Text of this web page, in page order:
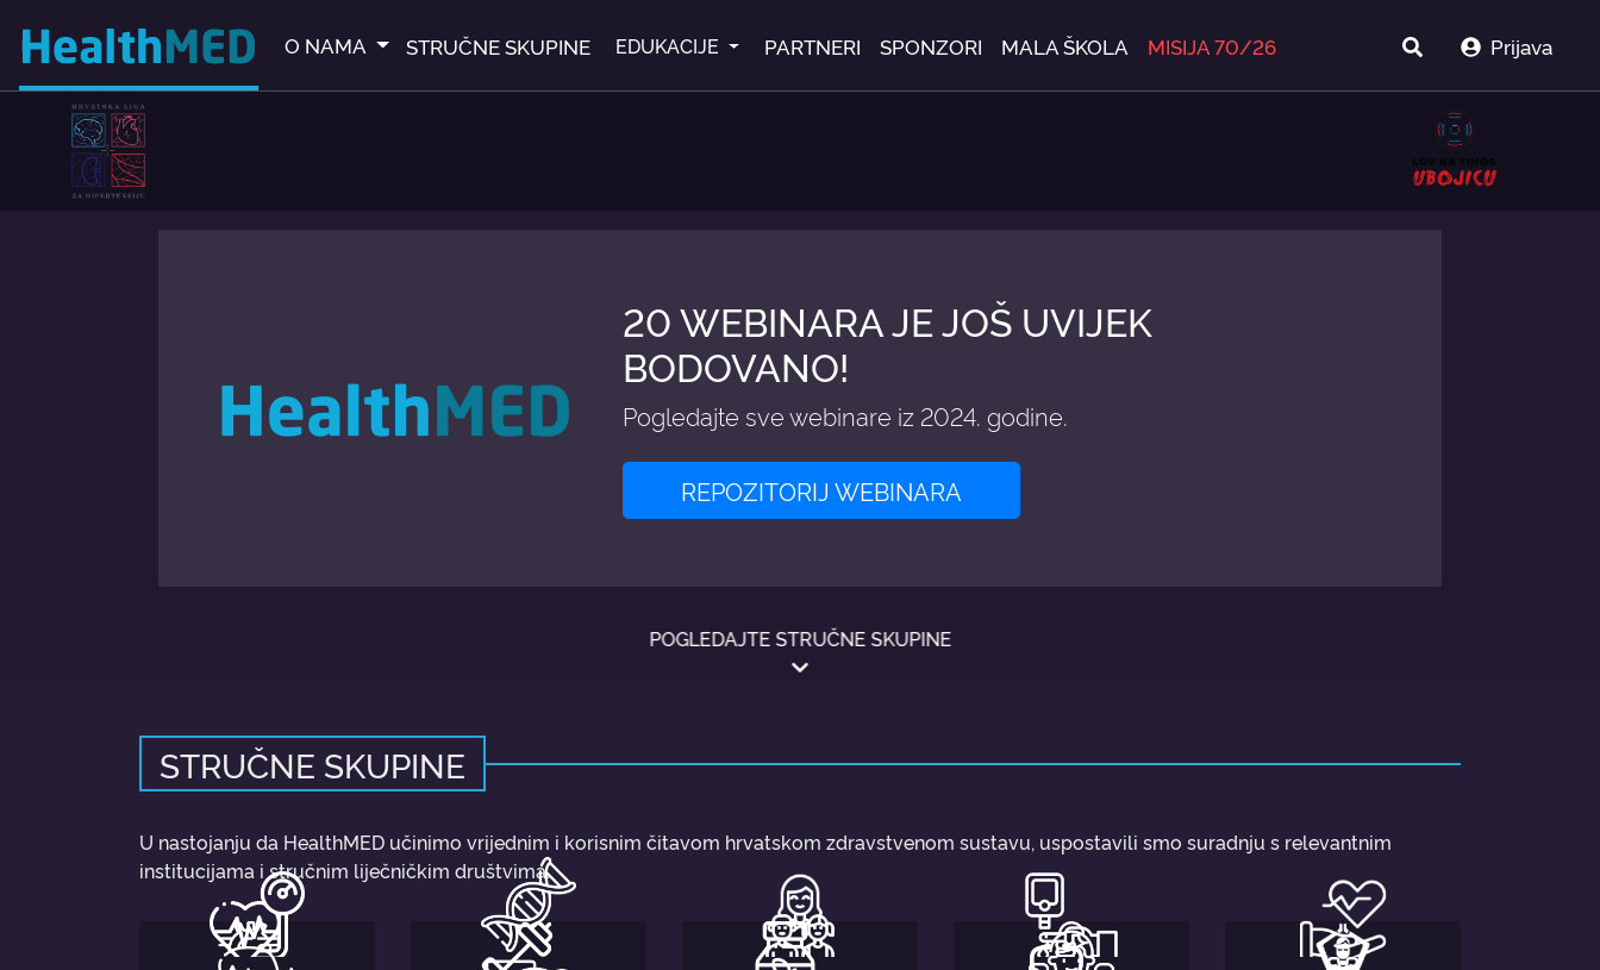
O NAMA STRUČNE SKUPINE EDUKACIJE PARTNERI SPONZORI MALA ŠKOLA MISIJA 70/26 Prijava
20 WEBINARA JE JOŠ UVIJEK
BODOVANO!
Pogledajte sve webinare iz 2024. godine.
REPOZITORIJ WEBINARA
POGLEDAJTE STRUČNE SKUPINE
STRUČNE SKUPINE
U nastojanju da HealthMED učinimo vrijednim i korisnim čitavom hrvatskom zdravstvenom sustavu, uspostavili smo suradnju s relevantnim
institucijama i stručnim liječničkim društvima.